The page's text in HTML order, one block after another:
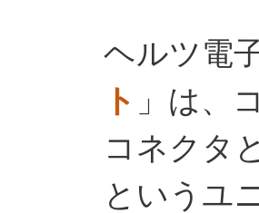
ヘルツ電
ト 」は、
コネクタ
というユ